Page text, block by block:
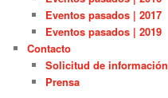
Eventos pasados | 2017
Eventos pasados | 2019
Contacto
Solicitud de información
Prensa